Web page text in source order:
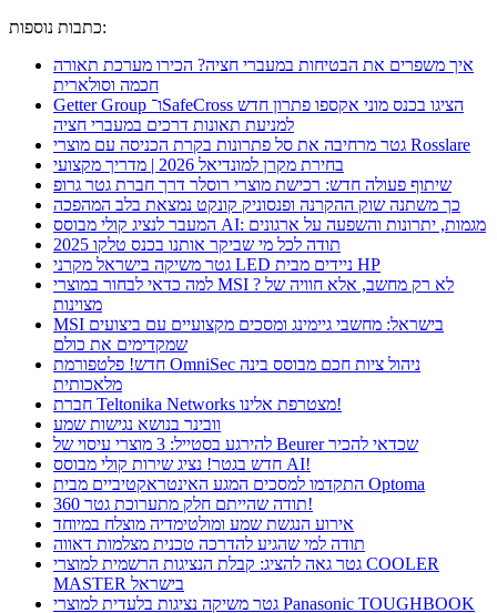
כתבות נוספות:
איך משפרים את הבטיחות במעברי חציה? הכירו מערכת תאורה
חכמה וסולארית
Getter Group ו־SafeCross הציגו בכנס מוני אקספו פתרון חדש
למניעת תאונות דרכים במעברי חציה
גטר מרחיבה את סל פתרונות בקרת הכניסה עם מוצרי Rosslare
בחירת מקרן למונדיאל 2026 | מדריך מקצועי
שיתוף פעולה חדש: רכישת מוצרי רוסלר דרך חברת גטר גרופ
כך משתנה שוק ההקרנה ופנסוניק קונקט נמצאת בלב המהפכה
המעבר לנציג קולי מבוסס AI: מגמות, יתרונות והשפעה על ארגונים
תודה לכל מי שביקר אותנו בכנס טלקו 2025
גטר משיקה בישראל מקרני LED ניידים מבית HP
למה כדאי לבחור במוצרי MSI ? לא רק מחשב, אלא חוויה של
מצוינות
MSI בישראל: מחשבי גיימינג ומסכים מקצועיים עם ביצועים
שמקדימים את כולם
חדש! פלטפורמת OmniSec ניהול ציות חכם מבוסס בינה
מלאכותית
חברת Teltonika Networks מצטרפת אלינו!
וובינר בנושא נגישות שמע
להירגע בסטייל: 3 מוצרי עיסוי של Beurer שכדאי להכיר
חדש בגטר! נציג שירות קולי מבוסס AI!
התקדמו למסכים המגע האינטראקטיביים מבית Optoma
תודה שהייתם חלק מתערוכת גטר 360!
אירוע הנגשת שמע ומולטימדיה מוצלח במיוחד
תודה למי שהגיע להדרכה טכנית מצלמות דאווה
גטר גאה להציג: קבלת הנציגות הרשמית למוצרי COOLER
MASTER בישראל
גטר משיקה נציגות בלעדית למוצרי Panasonic TOUGHBOOK